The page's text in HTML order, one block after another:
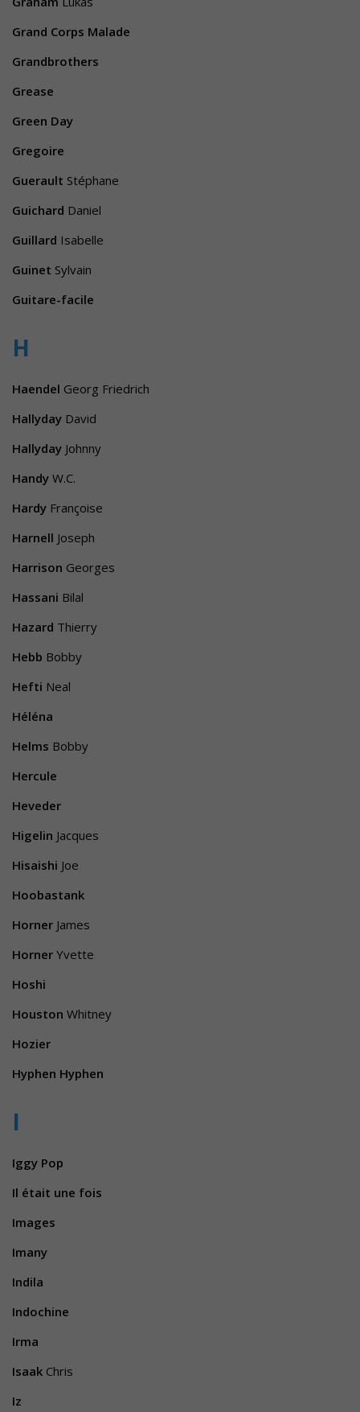
Grand Corps Malade
Grandbrothers
Grease
Green Day
Gregoire
Guerault Stéphane
Guichard Daniel
Guillard Isabelle
Guinet Sylvain
Guitare-facile
H
Haendel Georg Friedrich
Hallyday David
Hallyday Johnny
Handy W.C.
Hardy Françoise
Harnell Joseph
Harrison Georges
Hassani Bilal
Hazard Thierry
Hebb Bobby
Hefti Neal
Héléna
Helms Bobby
Hercule
Heveder
Higelin Jacques
Hisaishi Joe
Hoobastank
Horner James
Horner Yvette
Hoshi
Houston Whitney
Hozier
Hyphen Hyphen
I
Iggy Pop
Il était une fois
Images
Imany
Indila
Indochine
Irma
Isaak Chris
Iz